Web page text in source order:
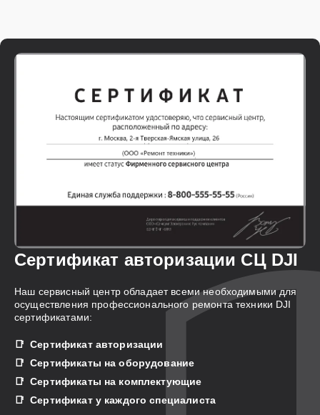
Сертификат авторизации СЦ DJI
Наш сервисный центр обладает всеми необходимыми для
осуществления профессионального ремонта техники DJI
сертификатами:
Сертификат авторизации
Сертификаты на оборудование
Сертификаты на комплектующие
Сертификат у каждого специалиста